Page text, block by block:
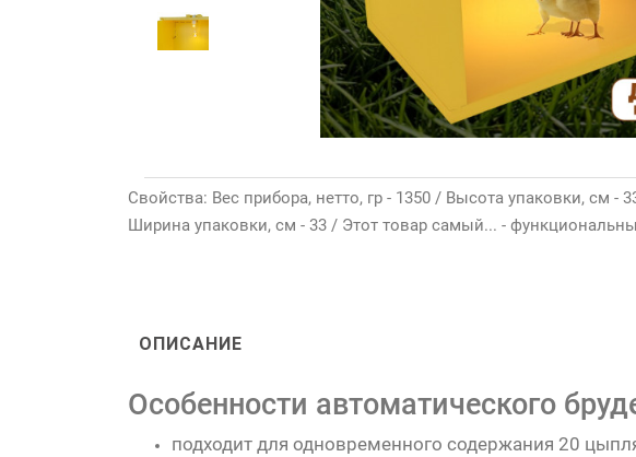
Свойства: Вес прибора, нетто, гр - 1350 / Высота упаковки, см -
Ширина упаковки, см - 33 / Этот товар самый... -
ОПИСАНИЕ
Особенности автоматического
подходит для одновременного содержания 20